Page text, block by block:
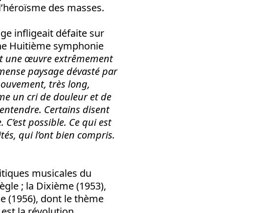
des masses.
infligeait défaite sur
Huitième symphonie
une œuvre extrêmement
paysage dévasté par
très long,
un cri de douleur et de
Certains disent
possible. Ce qui est
qui l’ont bien compris.
musicales du
; la Dixième (1953),
(1956), dont le thème